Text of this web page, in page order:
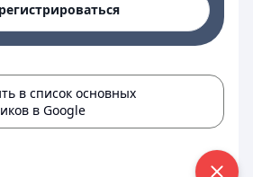
в список основных
в Google